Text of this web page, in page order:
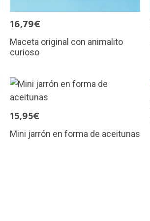
16,79€
Maceta original con animalito
curioso
15,95€
Mini jarrón en forma de aceitunas